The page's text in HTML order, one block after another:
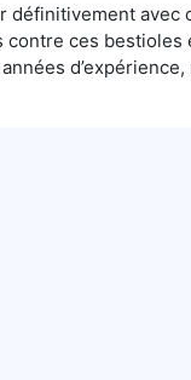
avec
contre ces bestioles